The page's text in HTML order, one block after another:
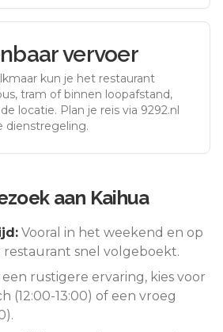
vervoer
kun je het restaurant
tram of binnen loopafstand,
locatie. Plan je reis via 9292.nl
dienstregeling.
aan Kaihua
Vooral in het weekend en op
restaurant snel volgeboekt.
een rustigere ervaring, kies voor
(12:00-13:00) of een vroeg